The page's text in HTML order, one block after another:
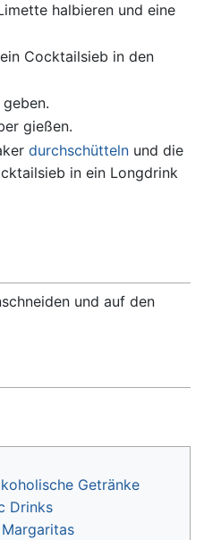
halbieren und eine
Cocktailsieb in den
gießen.
durchschüttelnund die
in ein Longdrink
und auf den
Getränke
Drinks
Margaritas